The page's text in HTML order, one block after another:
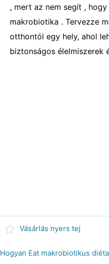
, mert az nem segít ,
makrobiotika . Tervezze
otthontól egy hely, ahol
biztonságos élelmiszerek
Vásárlás nyers tej
Hogyan Eat makrobiotikus diéta